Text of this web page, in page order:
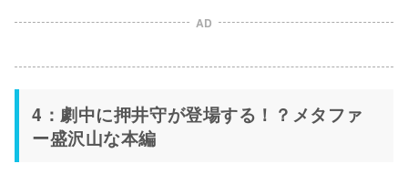
AD
4：劇中に押井守が登場する！？メタファ
ー盛沢山な本編